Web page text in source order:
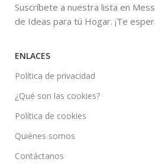
Suscríbete a nuestra lista en
de Ideas para tú Hogar. ¡Te
ENLACES
Política de privacidad
¿Qué son las cookies?
Política de cookies
Quiénes somos
Contáctanos